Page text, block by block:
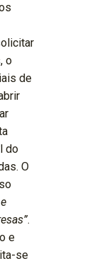
o
de
do
O
.
e
se